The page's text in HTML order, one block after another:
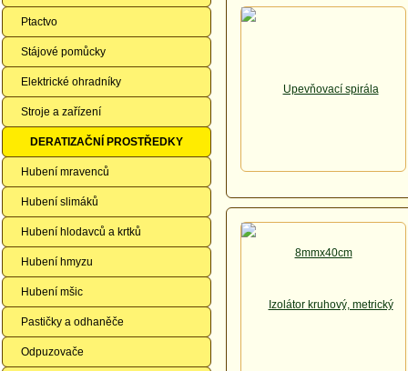
Ptactvo
Stájové pomůcky
Elektrické ohradníky
Stroje a zařízení
DERATIZAČNÍ PROSTŘEDKY
Hubení mravenců
Hubení slimáků
Hubení hlodavců a krtků
Hubení hmyzu
Hubení mšic
Pastičky a odhaněče
Odpuzovače